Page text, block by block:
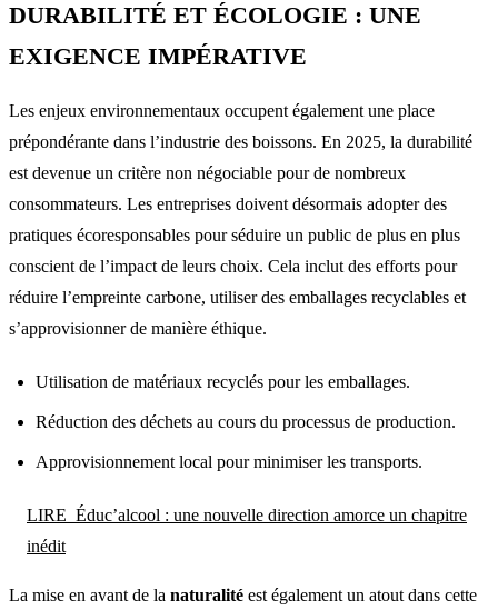
DURABILITÉ ET ÉCOLOGIE : UNE
EXIGENCE IMPÉRATIVE
Les enjeux environnementaux occupent également une place
prépondérante dans l’industrie des boissons. En 2025, la durabilité
est devenue un critère non négociable pour de nombreux
consommateurs. Les entreprises doivent désormais adopter des
pratiques écoresponsables pour séduire un public de plus en plus
conscient de l’impact de leurs choix. Cela inclut des efforts pour
réduire l’empreinte carbone, utiliser des emballages recyclables et
s’approvisionner de manière éthique.
Utilisation de matériaux recyclés pour les emballages.
Réduction des déchets au cours du processus de production.
Approvisionnement local pour minimiser les transports.
LIRE Éduc’alcool : une nouvelle direction amorce un chapitre
inédit
La mise en avant de la naturalité est également un atout dans cette